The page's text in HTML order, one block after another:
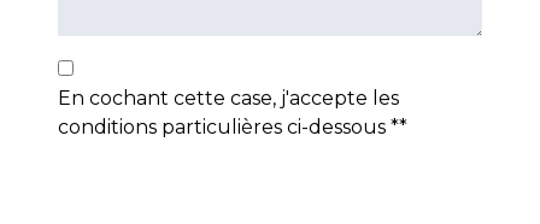
En cochant cette case, j'accepte les
conditions particulières ci-dessous **